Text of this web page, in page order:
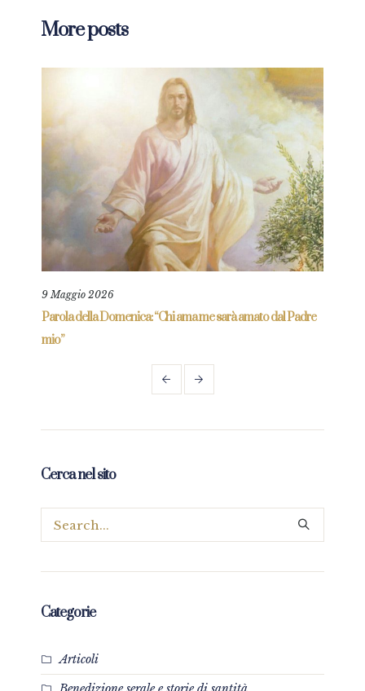
More posts
9 Maggio 2026
Parola della Domenica: “Chi ama me sarà amato dal Padre
mio”
Cerca nel sito
Categorie
Articoli